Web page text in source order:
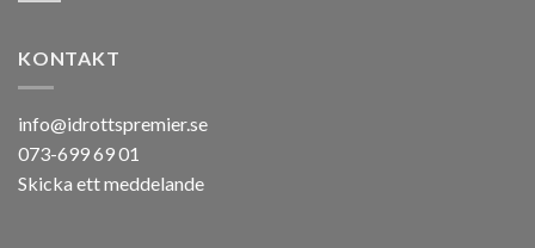
KONTAKT
info@idrottspremier.se
073-699 69 01
Skicka ett meddelande